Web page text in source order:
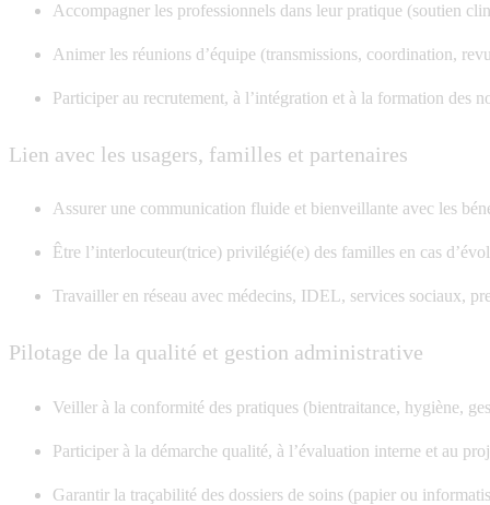
Accompagner les professionnels dans leur pratique (soutien
Animer les réunions d’équipe (transmissions, coordination,
Participer au recrutement, à l’intégration et à la formation des
Lien avec les usagers, familles et partenaires
Assurer une communication fluide et bienveillante avec les
Être l’interlocuteur(trice) privilégié(e) des familles en cas
Travailler en réseau avec médecins, IDEL, services
Pilotage de la qualité et gestion administrative
Veiller à la conformité des pratiques (bientraitance, hygiène,
Participer à la démarche qualité, à l’évaluation interne et au
Garantir la traçabilité des dossiers de soins (papier ou